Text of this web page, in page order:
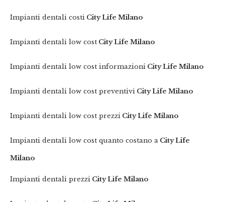
Impianti dentali costi City Life Milano
Impianti dentali low cost City Life Milano
Impianti dentali low cost informazioni City Life Milano
Impianti dentali low cost preventivi City Life Milano
Impianti dentali low cost prezzi City Life Milano
Impianti dentali low cost quanto costano a City Life
Milano
Impianti dentali prezzi City Life Milano